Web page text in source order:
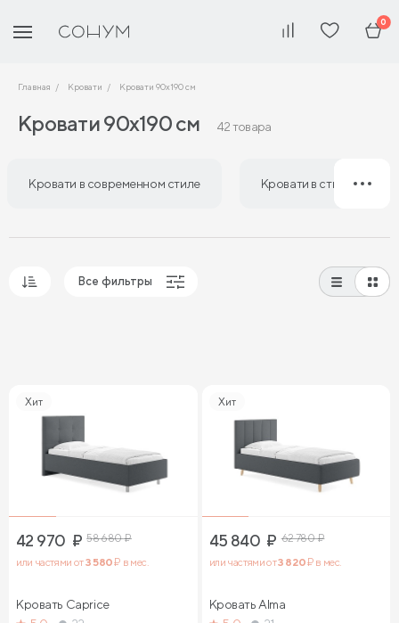
0
Главная Кровати Кровати 90х190 см
Кровати 90х190 см 42 товара
Кровати в современном стиле Кровати в стиле лофт
Все фильтры
Хит
42 970 ₽ 58 680₽
или частями от3 580₽ в мес.
Кровать Caprice
Хит
45 840 ₽ 62 780₽
или частями от3 820₽ в мес.
Кровать Alma